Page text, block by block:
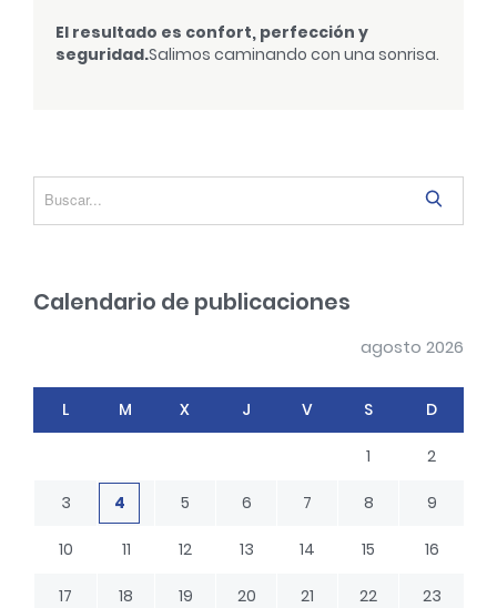
El resultado es confort, perfección y
seguridad.Salimos caminando con una sonrisa.
e
Calendario de publicaciones
agosto 2026
L M X J V S D
1 2
3 4 5 6 7 8 9
10 11 12 13 14 15 16
17 18 19 20 21 22 23